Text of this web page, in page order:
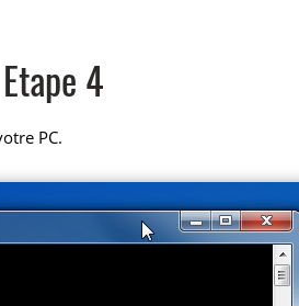
Etape 4
PC.